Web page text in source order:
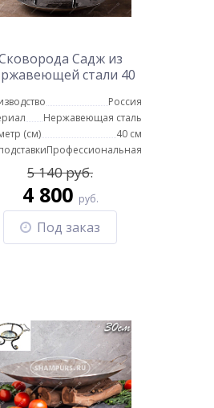
Садж из
стали 40
подставкой
Россия
Нержавеющая сталь
(см)
40 см
Профессиональная
5 140 руб.
4 800 руб.
Под заказ